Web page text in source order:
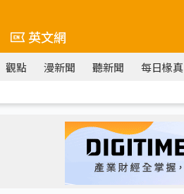
英文網
觀點 漫新聞 聽新聞 每日椽真